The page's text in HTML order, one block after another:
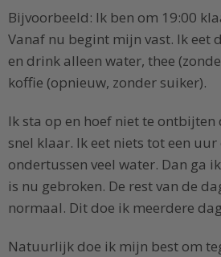
Bijvoorbeeld: Ik ben om 19:00
Vanaf nu begint mijn vast. Ik eet
en drink alleen water, thee
koffie (opnieuw, zonder suiker).
Ik sta op en hoef niet te
snel klaar. Ik eet niets tot een
ondertussen veel water. Dan ga
is nu gebroken. De rest van de
normaal. Dit doe ik meerdere
Natuurlijk doe ik mijn best om